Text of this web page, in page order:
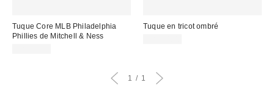
Tuque Core MLB Philadelphia
Phillies de Mitchell & Ness
Tuque en tricot ombré
1 1